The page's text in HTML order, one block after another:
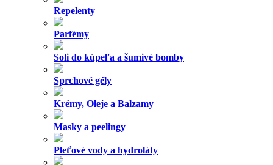
Repelenty
Parfémy
Soli do kúpeľa a šumivé bomby
Sprchové gély
Krémy, Oleje a Balzamy
Masky a peelingy
Pleťové vody a hydroláty